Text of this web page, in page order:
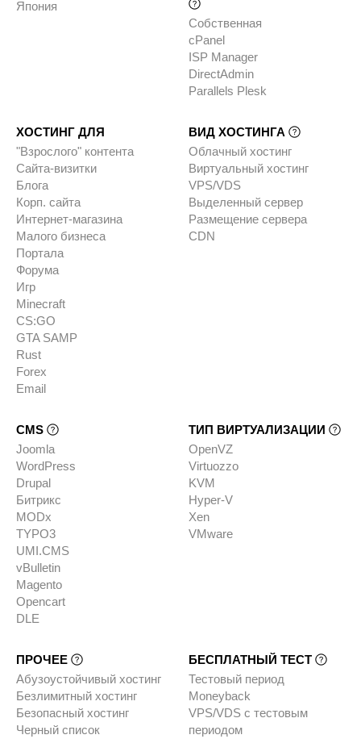
Япония
Собственная
cPanel
ISP Manager
DirectAdmin
Parallels Plesk
ХОСТИНГ ДЛЯ
"Взрослого" контента
Сайта-визитки
Блога
Корп. сайта
Интернет-магазина
Малого бизнеса
Портала
Форума
Игр
Minecraft
CS:GO
GTA SAMP
Rust
Forex
Email
ВИД ХОСТИНГА
Облачный хостинг
Виртуальный хостинг
VPS/VDS
Выделенный сервер
Размещение сервера
CDN
CMS
Joomla
WordPress
Drupal
Битрикс
MODx
TYPO3
UMI.CMS
vBulletin
Magento
Opencart
DLE
ТИП ВИРТУАЛИЗАЦИИ
OpenVZ
Virtuozzo
KVM
Hyper-V
Xen
VMware
ПРОЧЕЕ
Абузоустойчивый хостинг
Безлимитный хостинг
Безопасный хостинг
Черный список
БЕСПЛАТНЫЙ ТЕСТ
Тестовый период
Moneyback
VPS/VDS с тестовым
периодом